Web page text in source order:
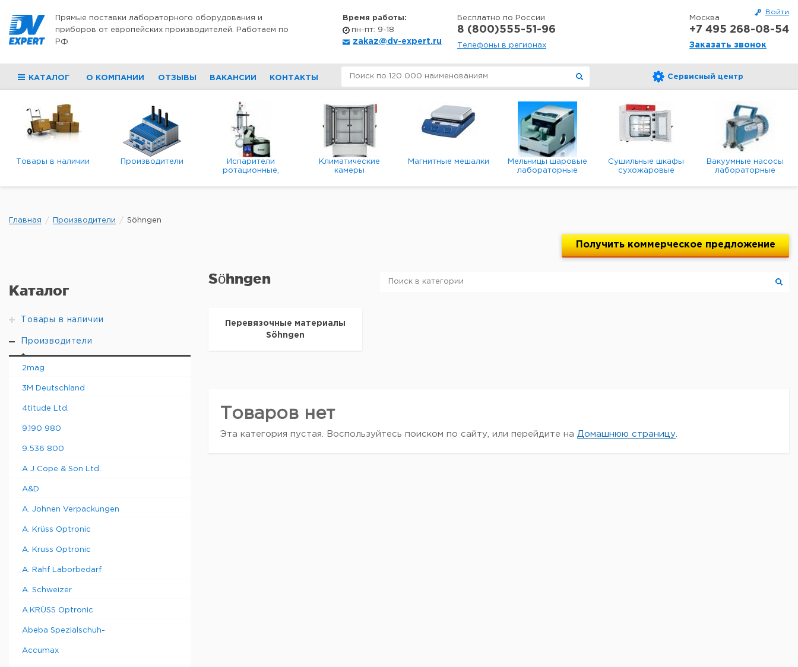
Войти
Прямые поставки лабораторного оборудования и
приборов от европейских производителей. Работаем по
РФ
Время работы:
пн-пт: 9-18
zakaz@dv-expert.ru
Бесплатно по России
8 (800)555-51-96
Телефоны в регионах
Москва
+7 495 268-08-54
Заказать звонок
КАТАЛОГ О КОМПАНИИ ОТЗЫВЫ ВАКАНСИИ КОНТАКТЫ Сервисный центр
Товары в наличии Производители
Испарители
ротационные,
вакуумные
Климатические
камеры
Магнитные мешалки
Мельницы шаровые
лабораторные
Сушильные шкафы
сухожаровые
Вакуумные насосы
лабораторные
мембранные
Главная Производители Söhngen
Получить коммерческое предложение
Каталог
Товары в наличии
Производители
2mag
3M Deutschland
4titude Ltd.
9.190 980
9.536 800
A J Cope & Son Ltd.
A&D
A. Johnen Verpackungen
A. Krüss Optronic
A. Kruss Optronic
A. Rahf Laborbedarf
A. Schweizer
A.KRÜSS Optronic
Abeba Spezialschuh-
Accumax
Söhngen
Перевязочные материалы
Söhngen
Товаров нет
Эта категория пустая. Воспользуйтесь поиском по сайту, или перейдите на Домашнюю страницу